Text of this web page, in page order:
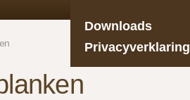
Downloads
Privacyverklaring